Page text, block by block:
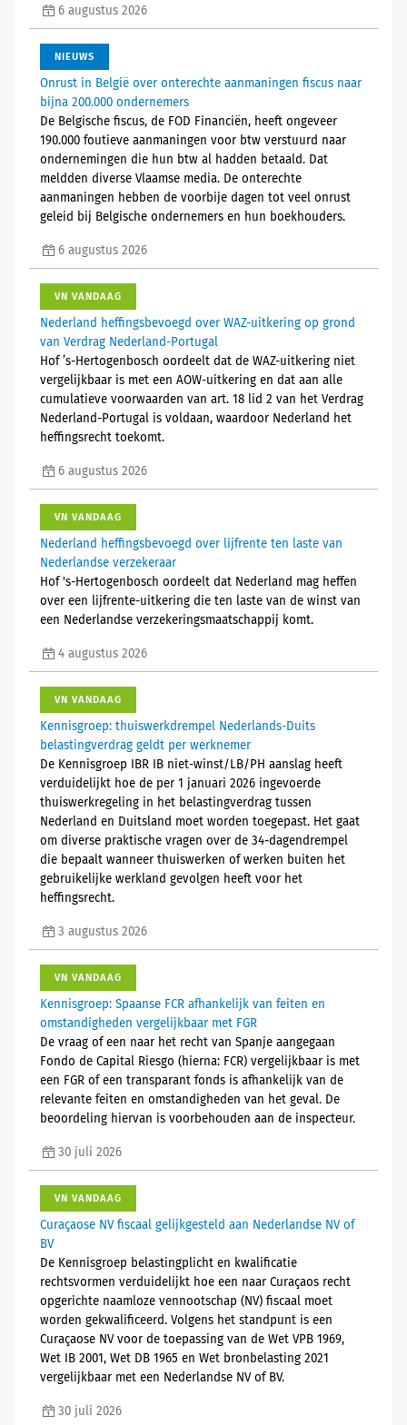
6 augustus 2026
NIEUWS
Onrust in België over onterechte aanmaningen fiscus naar
bijna 200.000 ondernemers
De Belgische fiscus, de FOD Financiën, heeft ongeveer
190.000 foutieve aanmaningen voor btw verstuurd naar
ondernemingen die hun btw al hadden betaald. Dat
meldden diverse Vlaamse media. De onterechte
aanmaningen hebben de voorbije dagen tot veel onrust
geleid bij Belgische ondernemers en hun boekhouders.
6 augustus 2026
VN VANDAAG
Nederland heffingsbevoegd over WAZ-uitkering op grond
van Verdrag Nederland-Portugal
Hof ’s-Hertogenbosch oordeelt dat de WAZ-uitkering niet
vergelijkbaar is met een AOW-uitkering en dat aan alle
cumulatieve voorwaarden van art. 18 lid 2 van het Verdrag
Nederland-Portugal is voldaan, waardoor Nederland het
heffingsrecht toekomt.
6 augustus 2026
VN VANDAAG
Nederland heffingsbevoegd over lijfrente ten laste van
Nederlandse verzekeraar
Hof 's-Hertogenbosch oordeelt dat Nederland mag heffen
over een lijfrente-uitkering die ten laste van de winst van
een Nederlandse verzekeringsmaatschappij komt.
4 augustus 2026
VN VANDAAG
Kennisgroep: thuiswerkdrempel Nederlands-Duits
belastingverdrag geldt per werknemer
De Kennisgroep IBR IB niet-winst/LB/PH aanslag heeft
verduidelijkt hoe de per 1 januari 2026 ingevoerde
thuiswerkregeling in het belastingverdrag tussen
Nederland en Duitsland moet worden toegepast. Het gaat
om diverse praktische vragen over de 34-dagendrempel
die bepaalt wanneer thuiswerken of werken buiten het
gebruikelijke werkland gevolgen heeft voor het
heffingsrecht.
3 augustus 2026
VN VANDAAG
Kennisgroep: Spaanse FCR afhankelijk van feiten en
omstandigheden vergelijkbaar met FGR
De vraag of een naar het recht van Spanje aangegaan
Fondo de Capital Riesgo (hierna: FCR) vergelijkbaar is met
een FGR of een transparant fonds is afhankelijk van de
relevante feiten en omstandigheden van het geval. De
beoordeling hiervan is voorbehouden aan de inspecteur.
30 juli 2026
VN VANDAAG
Curaçaose NV fiscaal gelijkgesteld aan Nederlandse NV of
BV
De Kennisgroep belastingplicht en kwalificatie
rechtsvormen verduidelijkt hoe een naar Curaçaos recht
opgerichte naamloze vennootschap (NV) fiscaal moet
worden gekwalificeerd. Volgens het standpunt is een
Curaçaose NV voor de toepassing van de Wet VPB 1969,
Wet IB 2001, Wet DB 1965 en Wet bronbelasting 2021
vergelijkbaar met een Nederlandse NV of BV.
30 juli 2026